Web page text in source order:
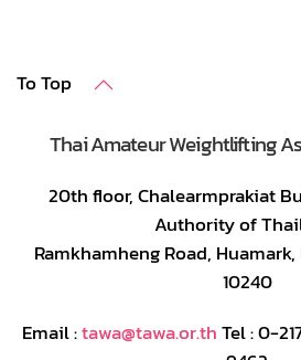
To Top
Thai Amateur Weightlifting
20th floor, Chalearmprakiat
Authority of
Ramkhamheng Road,
10240
Email :tawa@tawa.or.thTel : 0-